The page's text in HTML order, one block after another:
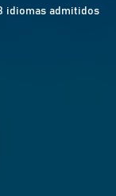
idiomas admitidos